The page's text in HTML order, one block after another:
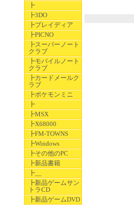
┣
┣3DO
┣プレイディア
┣PICNO
┣スーパーノート
クラブ
┣モバイルノート
クラブ
┣カードメールク
ラブ
┣ポケモンミニ
┣
┣MSX
┣X68000
┣FM-TOWNS
┣Windows
┣その他のPC
┣新品書籍
┣__
┣新品ゲームサン
トラCD
┣新品ゲームDVD